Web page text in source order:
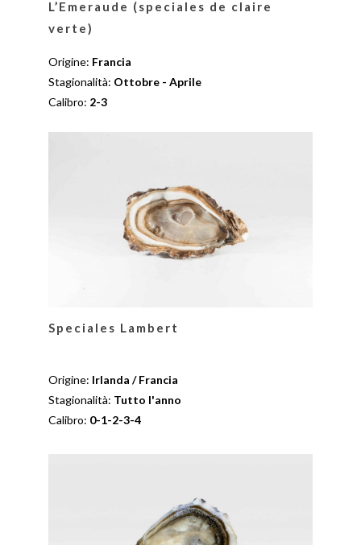
L’Emeraude (speciales de claire
verte)
Origine: Francia
Stagionalità: Ottobre - Aprile
Calibro: 2-3
Speciales Lambert
Origine: Irlanda / Francia
Stagionalità: Tutto l'anno
Calibro: 0-1-2-3-4